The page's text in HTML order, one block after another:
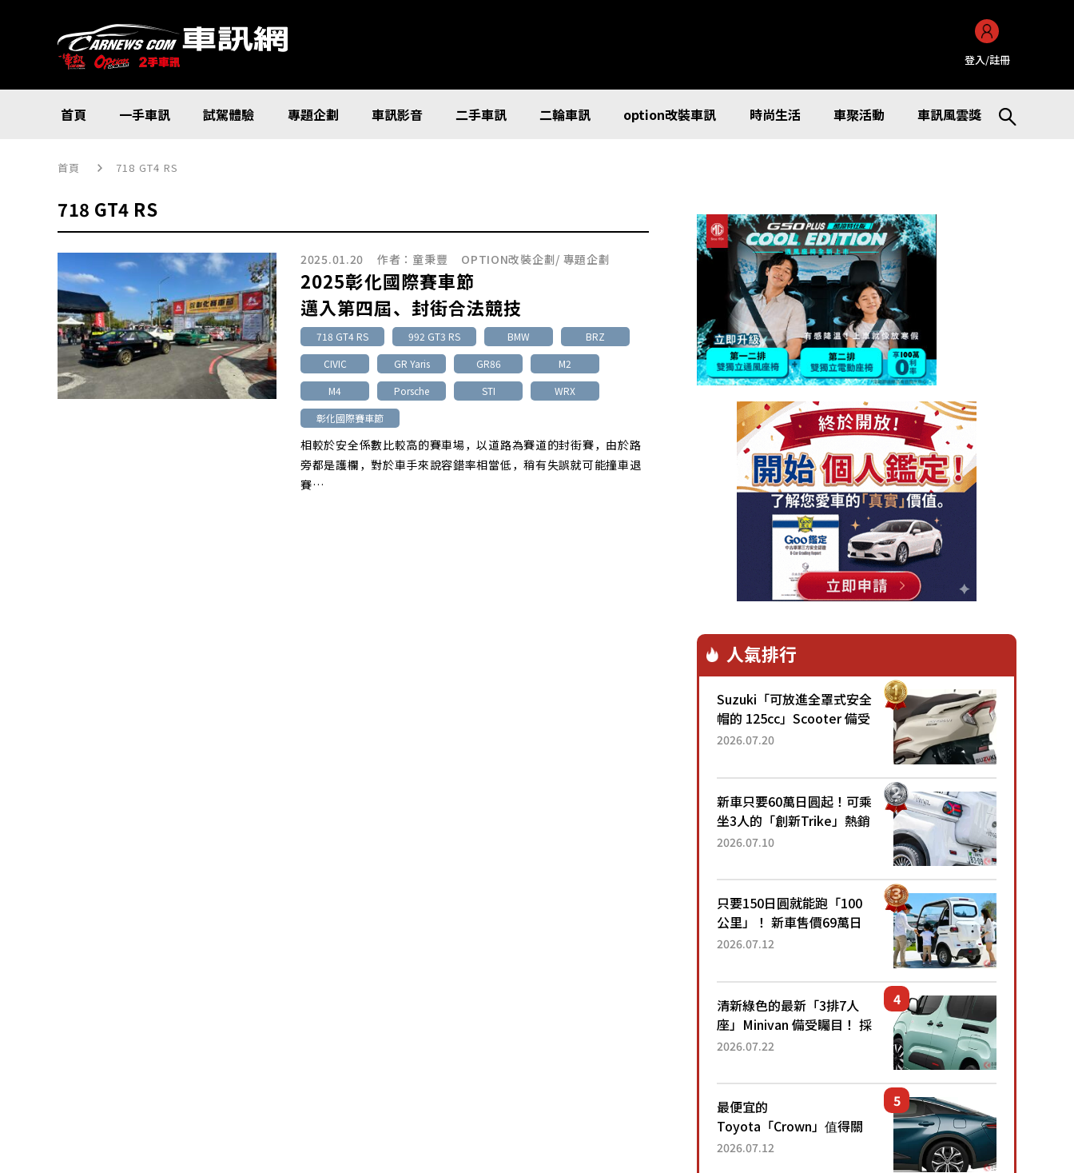
登入/註冊
首頁 一手車訊 試駕體驗 專題企劃 車訊影音 二手車訊 二輪車訊 option改裝車訊 時尚生活 車聚活動 車訊風雲獎
首頁 718 GT4 RS
718 GT4 RS
2025.01.20 作者： 童秉豐 OPTION改裝企劃/ 專題企劃
2025彰化國際賽車節
邁入第四屆、封街合法競技
718 GT4 RS 992 GT3 RS BMW
BRZ
CIVIC
GR Yaris GR86
M2
M4
Porsche STI
WRX
彰化國際賽車節
相較於安全係數比較高的賽車場，以道路為賽道的封街賽，由於路
旁都是護欄，對於車手來說容錯率相當低，稍有失誤就可能撞車退
賽…
人氣排行
Suzuki「可放進全罩式安全
帽的 125cc」Scooter 備受
矚目！採用全新流線設計與
已陸續開始出口的新款
「B...
2026.07.20
新車只要60萬日圓起！可乘
坐3人的「創新Trike」熱銷
大賣成為人氣車款！「養車
日圓就能跑100公里」「小
朋友坐得...
2026.07.10
只要150日圓就能跑「100
公里」！ 新車售價69萬日
圓的「3人座」Trike大受歡
為何能迅速熱賣？
2026.07.12
清新綠色的最新「3排7人
座」Minivan 備受矚目！ 採
用全長4.7公尺剛剛好的車
還推出467萬元日圓起的5
人座版...
2026.07.22
最便宜的
Toyota「Crown」值得關
注！ 搭載4WD、每公升
2026.07.12